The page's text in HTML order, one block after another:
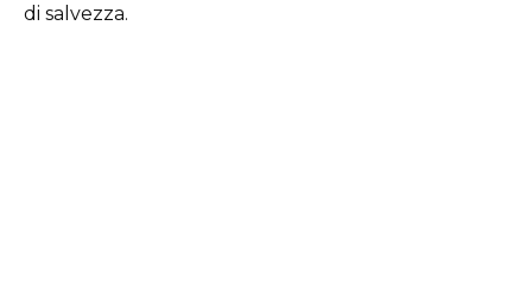
di salvezza.